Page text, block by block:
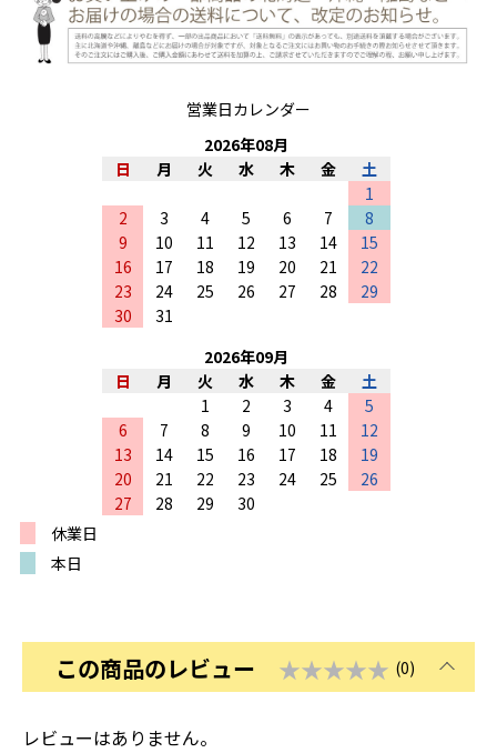
営業日カレンダー
2026年08月
日
月 火 水 木 金
土
1
2
3 4 5 6 7
8
9
10 11 12 13 14
15
16
17 18 19 20 21
22
23
24 25 26 27 28
29
30
31
2026年09月
日
月 火 水 木 金
土
1
2 3 4
5
6
7 8 9 10 11
12
13
14 15 16 17 18
19
20
21 22 23 24 25
26
27
28 29
30
休業日
本日
この商品のレビュー ★★★★★ (0)
レビューはありません。